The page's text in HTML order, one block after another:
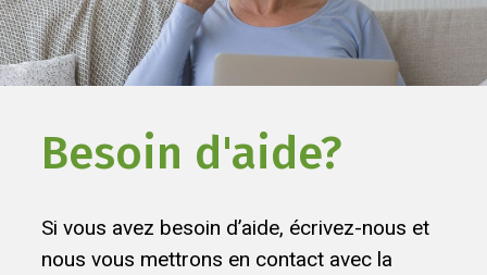
Besoin d'aide?
Si vous avez besoin d’aide, écrivez-nous et
nous vous mettrons en contact avec la